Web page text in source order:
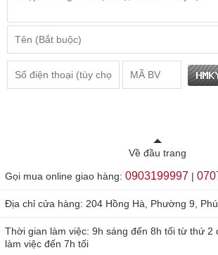
Về đầu trang
Gọi mua online giao hàng: 0903199997 |
Địa chỉ cửa hàng: 204 Hồng Hà, Phường 9,
Thời gian làm việc: 9h sáng đến 8h tối từ thứ 2
làm việc đến 7h tối